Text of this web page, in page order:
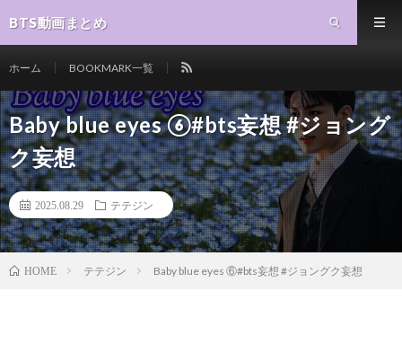
BTS動画まとめ
ホーム BOOKMARK一覧
Baby blue eyes ⑥#bts妄想 #ジョング
ク妄想
2025.08.29 テテジン
HOME テテジン Baby blue eyes ⑥#bts妄想 #ジョングク妄想